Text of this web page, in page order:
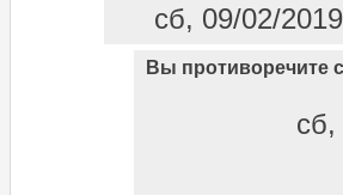
сб, 09/02/
Вы противоречите